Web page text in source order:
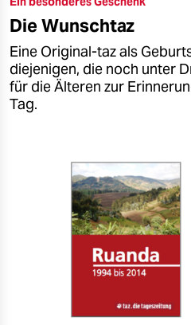
epaper login
Die Wunschtaz
Eine Original-taz als
diejenigen, die noch unter
für die Älteren zur
Tag.